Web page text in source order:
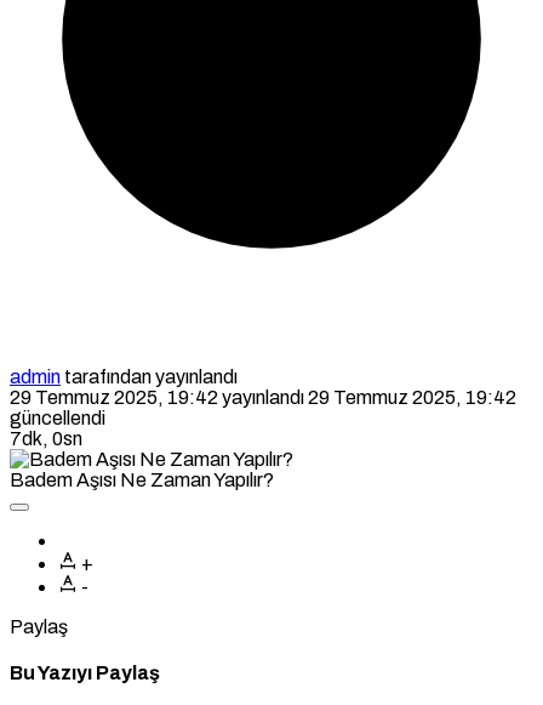
admin tarafından yayınlandı
29 Temmuz 2025, 19:42 yayınlandı29 Temmuz 2025, 19:42
güncellendi
7dk, 0sn
Badem Aşısı Ne Zaman Yapılır?
+
-
Paylaş
Bu Yazıyı Paylaş